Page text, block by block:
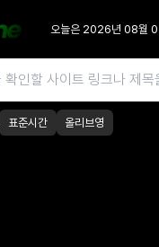
오늘은 2026년 08월
표준시간 올리브영